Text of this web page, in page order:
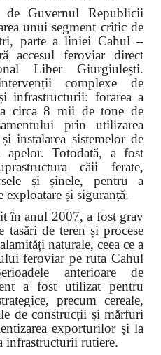
de Guvernul Republicii
unui segment critic de
parte a liniei Cahul –
accesul feroviar direct
Liber Giurgiulești.
complexe de
infrastructurii: forarea a
circa 8 mii de tone de
prin utilizarea
instalarea sistemelor de
apelor. Totodată, a fost
căii ferate,
și șinele, pentru a
și siguranță.
în anul 2007, a fost grav
tasări de teren și procese
naturale, ceea ce a
feroviar pe ruta Cahul
anterioare de
a fost utilizat pentru
precum cereale,
de construcții și mărfuri
exporturilor și la
infrastructurii rutiere.